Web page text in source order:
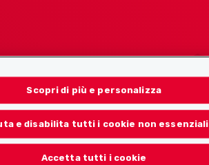
Scopri di più e personalizza
e disabilita tutti i cookie non essenziali
Accetta tutti i cookie